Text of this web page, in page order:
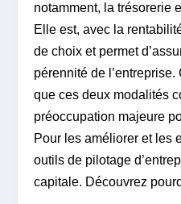
notamment, la trésorerie
Elle est, avec la
de choix et permet
pérennité de
que ces deux modalités
préoccupation majeure
Pour les améliorer et les
outils de pilotage
capitale. Découvrez